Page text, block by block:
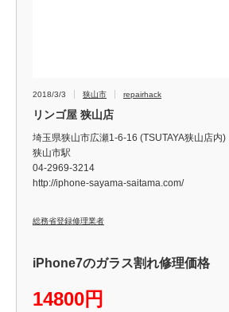
2018/3/3 狭山市 repairhack
リンゴ屋 狭山店
埼玉県狭山市広瀬1-6-16 (TSUTAYA狭山店内)
狭山市駅
04-2969-3214
http://iphone-sayama-saitama.com/
総務省登録修理業者
iPhone7のガラス割れ修理価格
14800円